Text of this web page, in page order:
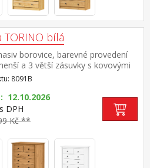
TORINO bílá
borovice, barevné provedení
a 3 větší zásuvky s kovovými
8091B
12.10.2026
s DPH
Kč **